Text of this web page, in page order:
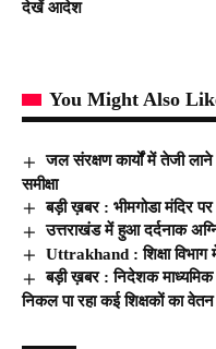
देखें आदेश
You Might Also
जल संरक्षण कार्यों में तेजी
समीक्षा
बड़ी ख़बर : भीमगोडा मंदिर
उत्तराखंड में हुआ दर्दनाक
Uttrakhand : शिक्षा
बड़ी ख़बर : निदेशक
निकल पा रहा कई शिक्षकों का वेतन